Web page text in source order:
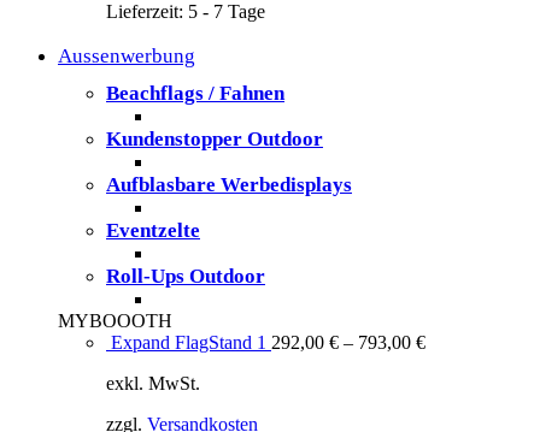
Lieferzeit: 5 - 7 Tage
Aussenwerbung
Beachflags / Fahnen
Kundenstopper Outdoor
Aufblasbare Werbedisplays
Eventzelte
Roll-Ups Outdoor
MYBOOOTH
Expand FlagStand 1 292,00 € – 793,00 €
exkl. MwSt.
zzgl. Versandkosten